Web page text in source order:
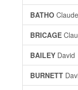
BATHO Claude
BRICAGE
BAILEY David
BURNETT